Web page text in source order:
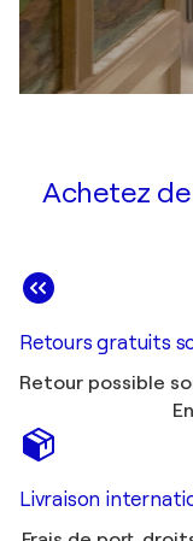
Achetez
Retours gratuits
Retour possible
Livraison